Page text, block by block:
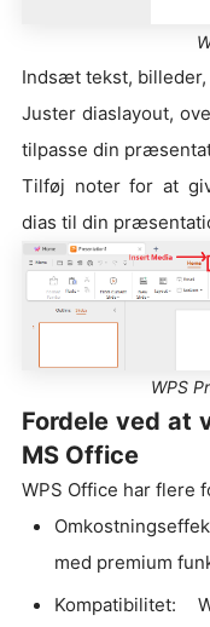
Indsæt tekst, billeder,
Juster diaslayout,
tilpasse din
Tilføj noter for at
dias til din
WPS
Fordele ved at
MS Office
WPS Office har flere
med premium
Kompatibilitet: